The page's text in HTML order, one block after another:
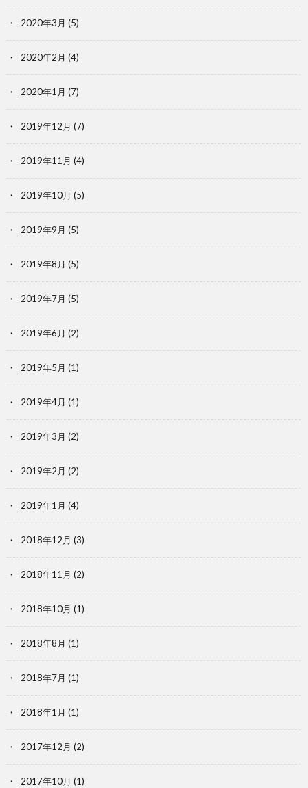
2020年3月 (5)
2020年2月 (4)
2020年1月 (7)
2019年12月 (7)
2019年11月 (4)
2019年10月 (5)
2019年9月 (5)
2019年8月 (5)
2019年7月 (5)
2019年6月 (2)
2019年5月 (1)
2019年4月 (1)
2019年3月 (2)
2019年2月 (2)
2019年1月 (4)
2018年12月 (3)
2018年11月 (2)
2018年10月 (1)
2018年8月 (1)
2018年7月 (1)
2018年1月 (1)
2017年12月 (2)
2017年10月 (1)